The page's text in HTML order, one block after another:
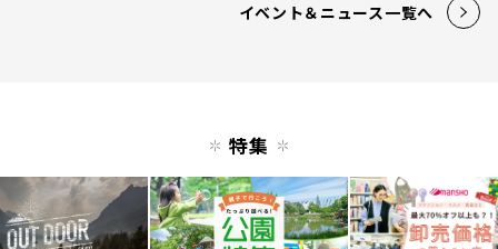
イベント＆ニュース一覧へ
特集